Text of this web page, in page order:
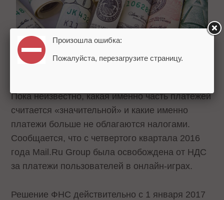
Пока неизвестно, какая именно часть платежей
считается «значительной» и какие именно
платежи больше не облагаются налогами.
Сообщается, что с четвертого квартала 2016
года Mail.Ru Group была освобождена от НДС
за платежи пользователей в онлайн-играх.
Решение ФНС действительно с 1 января 2017
Произошла ошибка:
Пожалуйста, перезагрузите страницу.